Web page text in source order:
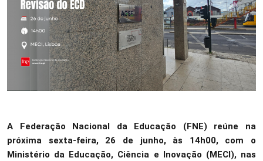
A Federação Nacional da Educação (FNE) reúne na
próxima sexta-feira, 26 de junho, às 14h00, com o
Ministério da Educação, Ciência e Inovação (MECI), nas